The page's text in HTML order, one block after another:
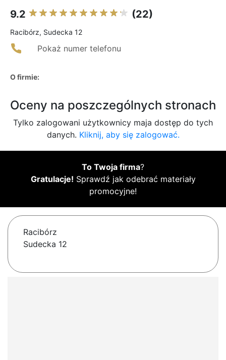
9.2 (22)
Racibórz, Sudecka 12
Pokaż numer telefonu
O firmie:
Oceny na poszczególnych stronach
Tylko zalogowani użytkownicy maja dostęp do tych
danych. Kliknij, aby się zalogować.
To Twoja firma?
Gratulacje! Sprawdź jak odebrać materiały
promocyjne!
Racibórz
Sudecka 12